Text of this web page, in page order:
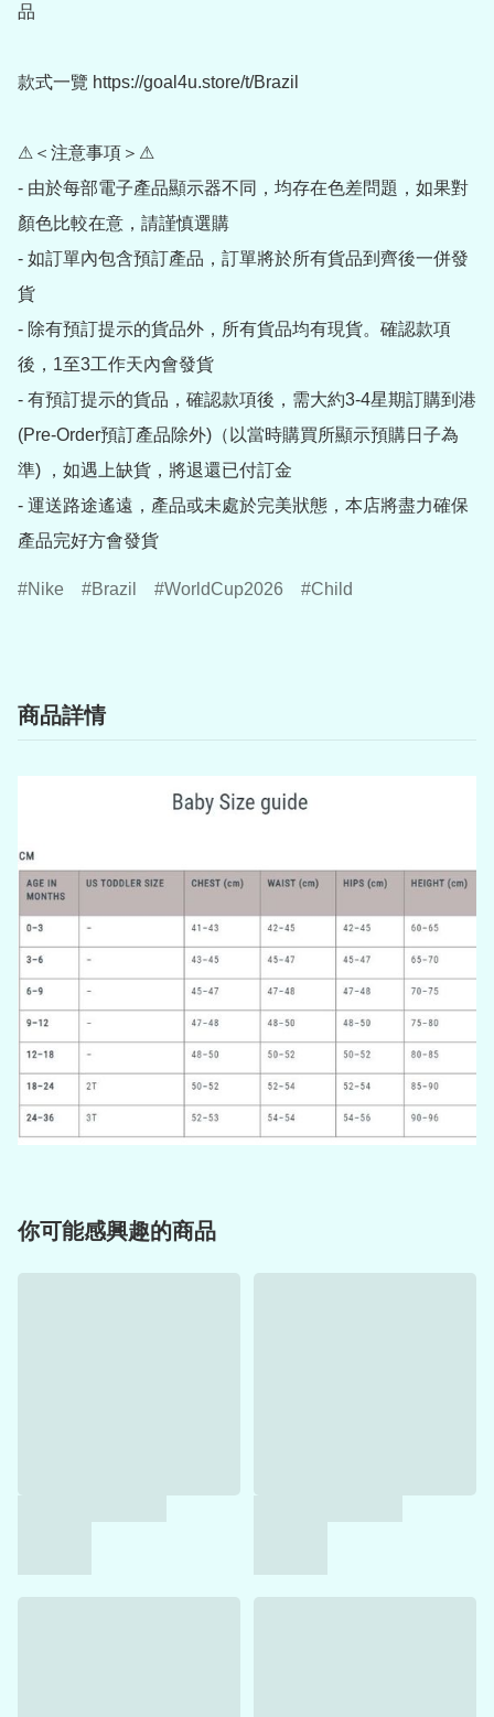
品
款式一覽 https://goal4u.store/t/Brazil
⚠＜注意事項＞⚠
- 由於每部電子產品顯示器不同，均存在色差問題，如果對
顏色比較在意，請謹慎選購
- 如訂單內包含預訂產品，訂單將於所有貨品到齊後一併發
貨
- 除有預訂提示的貨品外，所有貨品均有現貨。確認款項
後，1至3工作天內會發貨
- 有預訂提示的貨品，確認款項後，需大約3-4星期訂購到港
(Pre-Order預訂產品除外)（以當時購買所顯示預購日子為
準) ，如遇上缺貨，將退還已付訂金
- 運送路途遙遠，產品或未處於完美狀態，本店將盡力確保
產品完好方會發貨
Nike Brazil WorldCup2026 Child
商品詳情
你可能感興趣的商品